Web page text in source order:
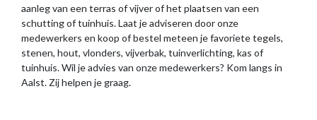
aanleg van een terras of vijver of het plaatsen van een
schutting of tuinhuis. Laat je adviseren door onze
medewerkers en koop of bestel meteen je favoriete tegels,
stenen, hout, vlonders, vijverbak, tuinverlichting, kas of
tuinhuis. Wil je advies van onze medewerkers? Kom langs in
Aalst. Zij helpen je graag.